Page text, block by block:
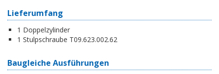
Lieferumfang
1 Doppelzylinder
1 Stulpschraube T09.623.002.62
Baugleiche Ausführungen